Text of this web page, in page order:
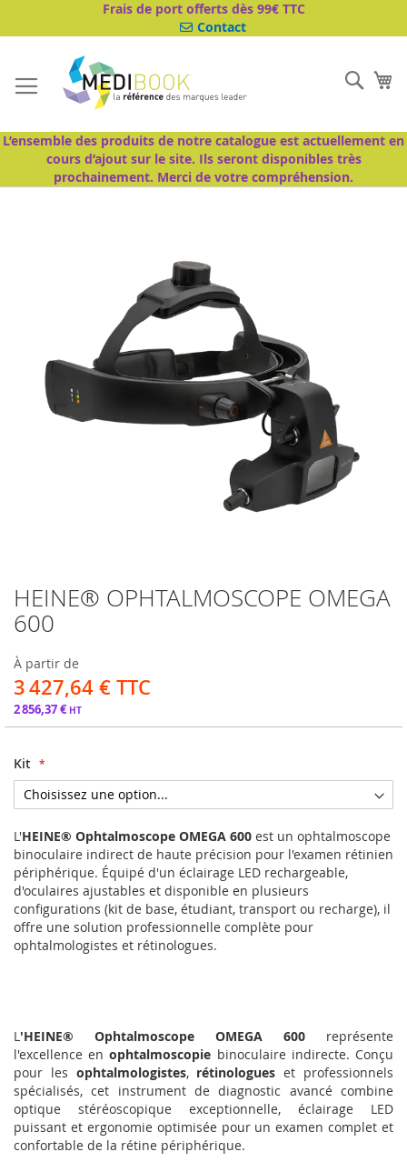
Frais de port offerts dès 99€ TTC
Contact
L’ensemble des produits de notre catalogue est actuellement en
cours d’ajout sur le site. Ils seront disponibles très
prochainement. Merci de votre compréhension.
HEINE® OPHTALMOSCOPE OMEGA
600
À partir de
3 427,64 €
2 856,37 €
Kit
L'HEINE® Ophtalmoscope OMEGA 600 est un ophtalmoscope
binoculaire indirect de haute précision pour l'examen rétinien
périphérique. Équipé d'un éclairage LED rechargeable,
d'oculaires ajustables et disponible en plusieurs
configurations (kit de base, étudiant, transport ou recharge), il
offre une solution professionnelle complète pour
ophtalmologistes et rétinologues.
Passer
au
début
la
Galerie
d’images
L'HEINE® Ophtalmoscope OMEGA 600 représente
l'excellence enophtalmoscopie binoculaire indirecte. Conçu
pour les ophtalmologistes, rétinologueset professionnels
spécialisés, cet instrument de diagnostic avancé combine
optique stéréoscopique exceptionnelle, éclairage LED
puissant et ergonomie optimisée pour un examen complet et
confortable de la rétine périphérique.